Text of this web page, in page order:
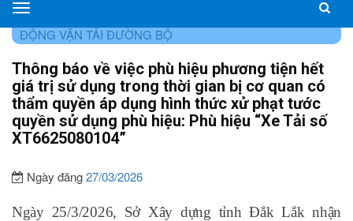
Sở
Xây
tỉnh
Đắk
Lắk
TRANG CHỦ
HOẠT
ĐỘNG VẬN TẢI ĐƯỜNG BỘ
Thông báo về việc phù hiệu phương tiện hết
giá trị sử dụng trong thời gian bị cơ quan có
thẩm quyền áp dụng hình thức xử phạt tước
quyền sử dụng phù hiệu: Phù hiệu “Xe Tải số
XT6625080104”
Ngày đăng27/03/2026
Ngày 25/3/2026, Sở Xây dựng tỉnh Đắk Lắk nhận